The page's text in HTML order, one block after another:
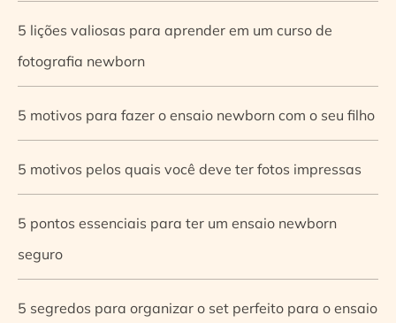
5 lições valiosas para aprender em um curso de
fotografia newborn
5 motivos para fazer o ensaio newborn com o seu filho
5 motivos pelos quais você deve ter fotos impressas
5 pontos essenciais para ter um ensaio newborn
seguro
5 segredos para organizar o set perfeito para o ensaio